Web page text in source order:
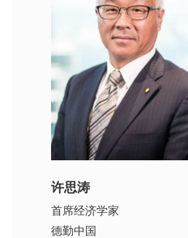
许思涛
首席经济学家
德勤中国